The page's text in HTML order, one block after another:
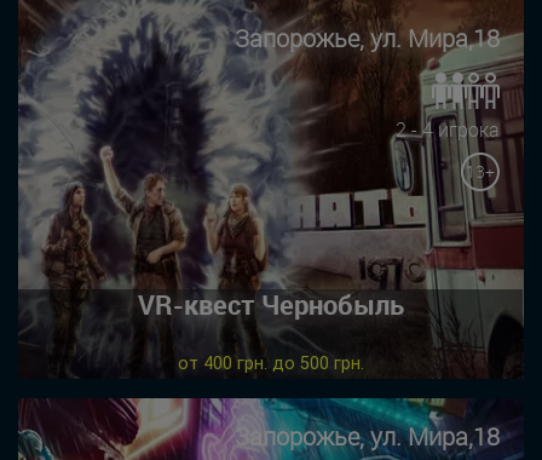
Запорожье, ул. Мира,18
2 - 4 игрока
13+
VR-квест Чернобыль
от 400 грн. до 500 грн.
Запорожье, ул. Мира,18